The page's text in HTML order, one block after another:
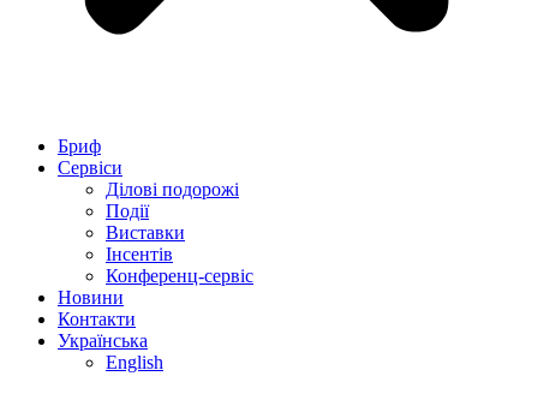
Бриф
Сервіси
Ділові подорожі
Події
Виставки
Інсентів
Конференц-сервіс
Новини
Контакти
Українська
English